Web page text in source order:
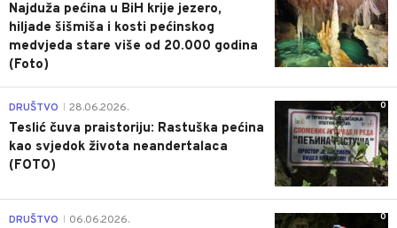
Najduža pećina u BiH krije jezero,
hiljade šišmiša i kosti pećinskog
medvjeda stare više od 20.000 godina
(Foto)
0
DRUŠTVO 28.06.2026.
Teslić čuva praistoriju: Rastuška pećina
kao svjedok života neandertalaca
(FOTO)
0
DRUŠTVO 06.06.2026.